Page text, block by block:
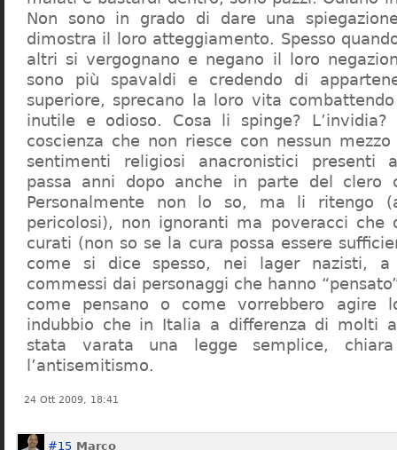
Non sono in grado di dare una
dimostra il loro atteggiamento. Spesso
altri si vergognano e negano il loro
sono più spavaldi e credendo di
superiore, sprecano la loro vita
inutile e odioso. Cosa li spinge?
coscienza che non riesce con nessun
sentimenti religiosi anacronistici presenti
passa anni dopo anche in parte del clero
Personalmente non lo so, ma li ritengo
pericolosi), non ignoranti ma poveracci che
curati (non so se la cura possa essere
come si dice spesso, nei lager nazisti,
commessi dai personaggi che hanno
come pensano o come vorrebbero agire
indubbio che in Italia a differenza di molti
stata varata una legge semplice,
l’antisemitismo.
24 Ott 2009, 18:41
#15 Marco